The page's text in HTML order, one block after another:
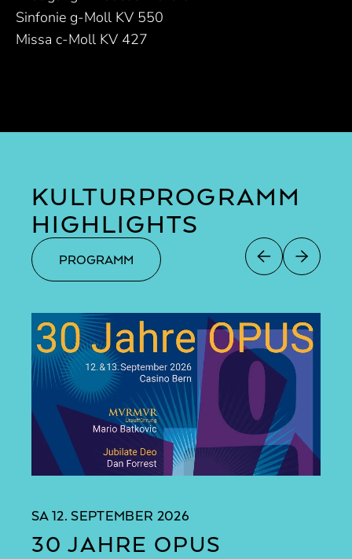
Sinfonie g-Moll KV 550
Missa c-Moll KV 427
KULTURPROGRAMM
HIGHLIGHTS
PROGRAMM
SA12. SEPTEMBER 2026
30 JAHRE OPUS